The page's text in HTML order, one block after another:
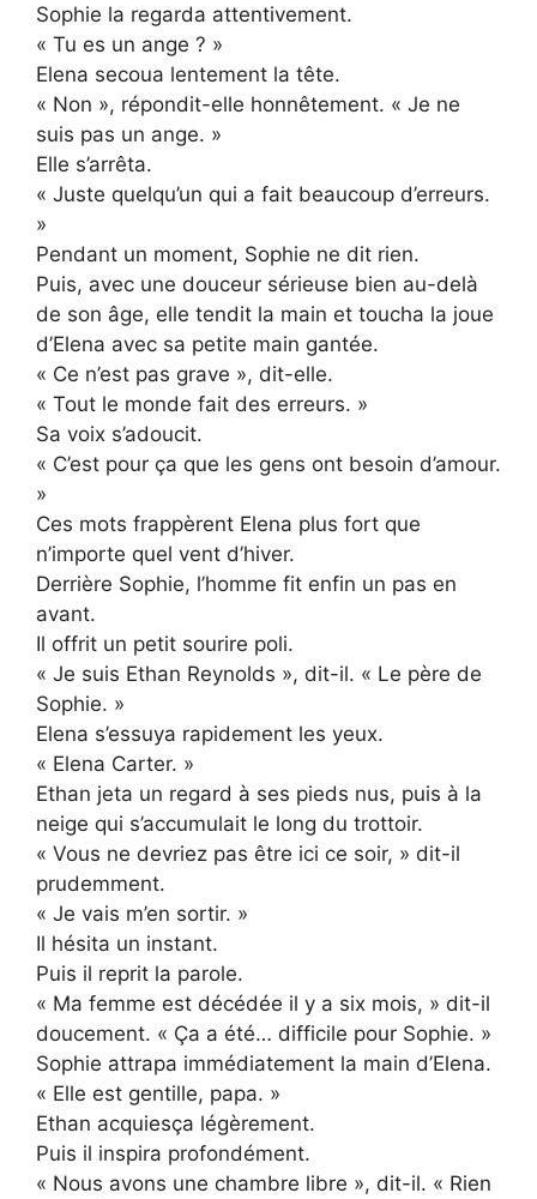
Sophie la regarda attentivement.
« Tu es un ange ? »
Elena secoua lentement la tête.
« Non », répondit-elle honnêtement. « Je ne
suis pas un ange. »
Elle s’arrêta.
« Juste quelqu’un qui a fait beaucoup d’erreurs.
»
Pendant un moment, Sophie ne dit rien.
Puis, avec une douceur sérieuse bien au-delà
de son âge, elle tendit la main et toucha la joue
d’Elena avec sa petite main gantée.
« Ce n’est pas grave », dit-elle.
« Tout le monde fait des erreurs. »
Sa voix s’adoucit.
« C’est pour ça que les gens ont besoin d’amour.
»
Ces mots frappèrent Elena plus fort que
n’importe quel vent d’hiver.
Derrière Sophie, l’homme fit enfin un pas en
avant.
Il offrit un petit sourire poli.
« Je suis Ethan Reynolds », dit-il. « Le père de
Sophie. »
Elena s’essuya rapidement les yeux.
« Elena Carter. »
Ethan jeta un regard à ses pieds nus, puis à la
neige qui s’accumulait le long du trottoir.
« Vous ne devriez pas être ici ce soir, » dit-il
prudemment.
« Je vais m’en sortir. »
Il hésita un instant.
Puis il reprit la parole.
« Ma femme est décédée il y a six mois, » dit-il
doucement. « Ça a été… difficile pour Sophie. »
Sophie attrapa immédiatement la main d’Elena.
« Elle est gentille, papa. »
Ethan acquiesça légèrement.
Puis il inspira profondément.
« Nous avons une chambre libre », dit-il. « Rien